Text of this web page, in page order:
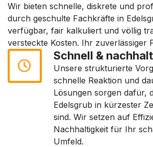
Wir bieten schnelle, diskrete und
durch geschulte Fachkräfte in
verfügbar, fair kalkuliert und völlig
versteckte Kosten. Ihr zuverlässiger
Schnell &
Unsere strukturierte
schnelle Reaktion und
Lösungen sorgen dafür,
Edelsgrub in kürzester
sind. Wir setzen auf
Nachhaltigkeit für Ihr
Umfeld.